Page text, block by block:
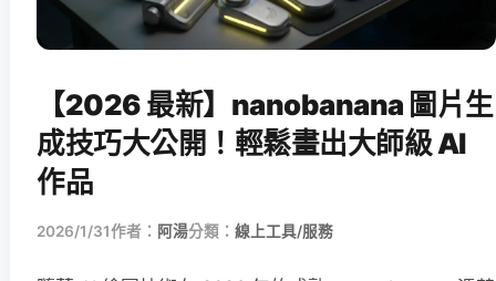
【2026 最新】nanobanana 圖片生
成技巧大公開！輕鬆畫出大師級 AI
作品
2026/1/31作者： 阿湯分類： 線上工具/服務